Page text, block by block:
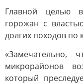
Главной целью
горожан с
долгих походов по
«Замечательно,
микрорайонов
который